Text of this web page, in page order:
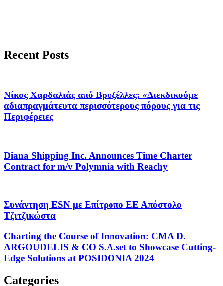
Recent Posts
Νίκος Χαρδαλιάς από Βρυξέλλες: «Διεκδικούμε
αδιαπραγμάτευτα περισσότερους πόρους για τις
Περιφέρειες
Diana Shipping Inc. Announces Time Charter
Contract for m/v Polymnia with Reachy
Συνάντηση ESN με Επίτροπο ΕΕ Απόστολο
Τζιτζικώστα
Charting the Course of Innovation: CMA D.
ARGOUDELIS & CO S.A.set to Showcase Cutting-
Edge Solutions at POSIDONIA 2024
Categories